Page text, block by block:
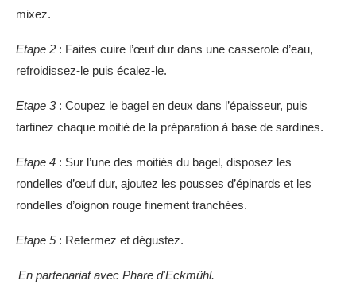
mixez.
Etape 2 : Faites cuire l’œuf dur dans une casserole d’eau,
refroidissez-le puis écalez-le.
Etape 3: Coupez le bagel en deux dans l’épaisseur, puis
tartinez chaque moitié de la préparation à base de sardines.
Etape 4 : Sur l’une des moitiés du bagel, disposez les
rondelles d’œuf dur, ajoutez les pousses d’épinards et les
rondelles d’oignon rouge finement tranchées.
Etape 5: Refermez et dégustez.
En partenariat avec Phare d'Eckmühl.